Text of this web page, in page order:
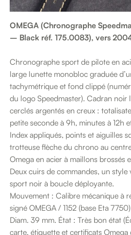
OMEGA (Chronographe
– Black réf. 175.0083), vers
Chronographe sport de pilote en
large lunette monobloc graduée
tachymétrique et fond clippé
du logo Speedmaster). Cadran noir
cerclés argentés en creux :
petite seconde à 9h, minutes à 12h
Index appliqués, points et aiguilles
trotteuse flèche du chrono au
Omega en acier à maillons brossés
Deux cuirs de commandes, un
sport noir à boucle déployante.
Mouvement : Calibre mécanique à
signé OMEGA / 1152 (base Eta
Diam. 39 mm. État : Très bon état
carte, étiquette et certificats Omega